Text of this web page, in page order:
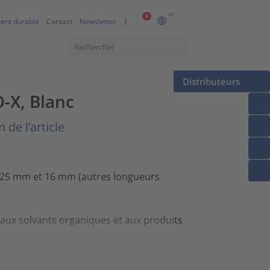
0 FR
durable Contact Newsletter
Distributeurs
Blanc
l’article
mm et 16 mm (autres longueurs
solvants organiques et aux produits